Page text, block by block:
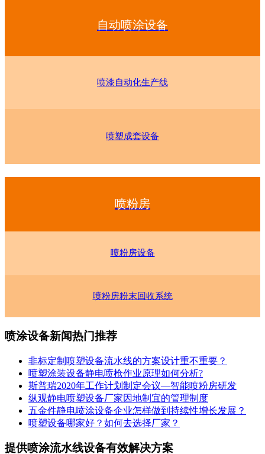
自动喷涂设备
喷漆自动化生产线
喷塑成套设备
喷粉房
喷粉房设备
喷粉房粉末回收系统
喷涂设备新闻热门推荐
非标定制喷塑设备流水线的方案设计重不重要？
喷塑涂装设备静电喷枪作业原理如何分析?
斯普瑞2020年工作计划制定会议—智能喷粉房研发
纵观静电喷塑设备厂家因地制宜的管理制度
五金件静电喷涂设备企业怎样做到持续性增长发展？
喷塑设备哪家好？如何去选择厂家？
提供喷涂流水线设备有效解决方案